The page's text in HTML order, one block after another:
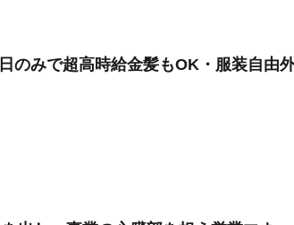
のみで超高時給金髪もOK・服装自由